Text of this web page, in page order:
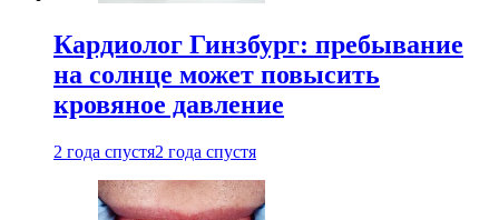
Кардиолог Гинзбург: пребывание
на солнце может повысить
кровяное давление
2 года спустя2 года спустя